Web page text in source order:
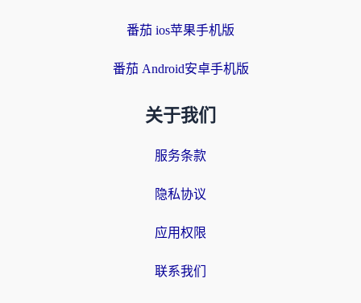
番茄 ios苹果手机版
番茄 Android安卓手机版
关于我们
服务条款
隐私协议
应用权限
联系我们